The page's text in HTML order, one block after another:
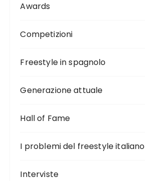
Awards
Competizioni
Freestyle in spagnolo
Generazione attuale
Hall of Fame
I problemi del freestyle italiano
Interviste